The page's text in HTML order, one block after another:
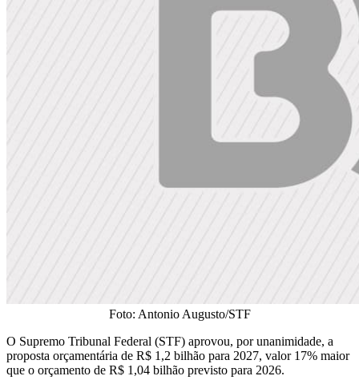
Foto: Antonio Augusto/STF
O Supremo Tribunal Federal (STF) aprovou, por unanimidade, a
proposta orçamentária de R$ 1,2 bilhão para 2027, valor 17% maior
que o orçamento de R$ 1,04 bilhão previsto para 2026.